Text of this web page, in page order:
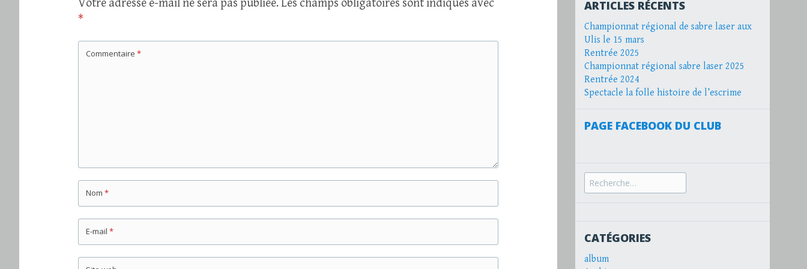
Votre adresse e-mail ne sera pas publiée. Les champs obligatoires sont indiqués avec
*
Commentaire *
Nom *
E-mail *
ARTICLES RÉCENTS
Championnat régional de sabre laser aux
Ulis le 15 mars
Rentrée 2025
Championnat régional sabre laser 2025
Rentrée 2024
Spectacle la folle histoire de l’escrime
PAGE FACEBOOK DU CLUB
Recherche
pour :
CATÉGORIES
album